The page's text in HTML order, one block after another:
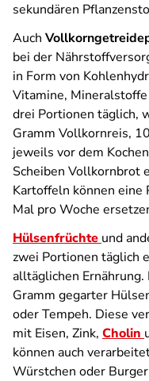
sekundären
Auch
bei der
in Form von
Vitamine,
drei Portionen täglich,
Gramm Vollkornreis,
jeweils vor dem
Scheiben Vollkornbrot
Kartoffeln können
Mal pro Woche
Hülsenfrüchte und
zwei Portionen täglich
alltäglichen
Gramm gegarter
oder Tempeh. Diese
mit Eisen, Zink, Cholin
können auch
Würstchen oder